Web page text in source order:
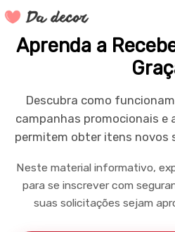
Pular
para
Aprenda a
Descubra como
campanhas promocionais e
permitem obter itens novos
Neste material informativo,
para se inscrever com
suas solicitações sejam